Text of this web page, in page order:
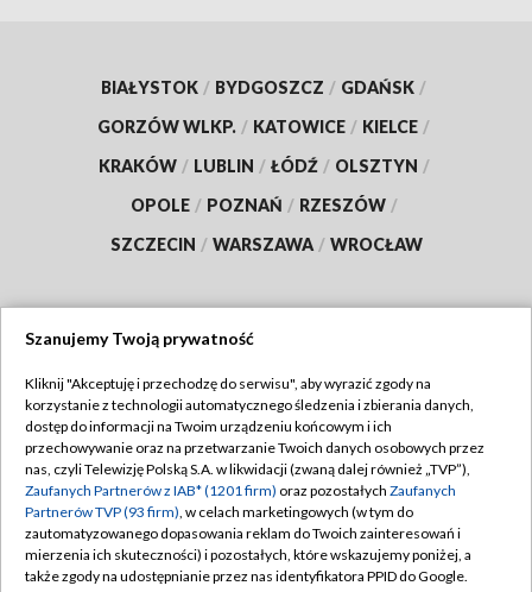
BIAŁYSTOK / BYDGOSZCZ / GDAŃSK /
GORZÓW WLKP. / KATOWICE / KIELCE /
KRAKÓW / LUBLIN / ŁÓDŹ / OLSZTYN /
OPOLE / POZNAŃ / RZESZÓW /
SZCZECIN / WARSZAWA / WROCŁAW
TVP
Abonament TVP
Emisja w TVP
Centrum informacji TVP
Naziemna Telewizja Cyfrowa
Regulamin TVP
Polityka prywatności
Moje zgody
Pomoc
Szanujemy Twoją prywatność
Kliknij "Akceptuję i przechodzę do serwisu", aby wyrazić zgody na
korzystanie z technologii automatycznego śledzenia i zbierania danych,
dostęp do informacji na Twoim urządzeniu końcowym i ich
przechowywanie oraz na przetwarzanie Twoich danych osobowych przez
nas, czyli Telewizję Polską S.A. w likwidacji (zwaną dalej również „TVP”),
Zaufanych Partnerów z IAB* (1201 firm) oraz pozostałych Zaufanych
Partnerów TVP (93 firm), w celach marketingowych (w tym do
zautomatyzowanego dopasowania reklam do Twoich zainteresowań i
mierzenia ich skuteczności) i pozostałych, które wskazujemy poniżej, a
także zgody na udostępnianie przez nas identyfikatora PPID do Google.